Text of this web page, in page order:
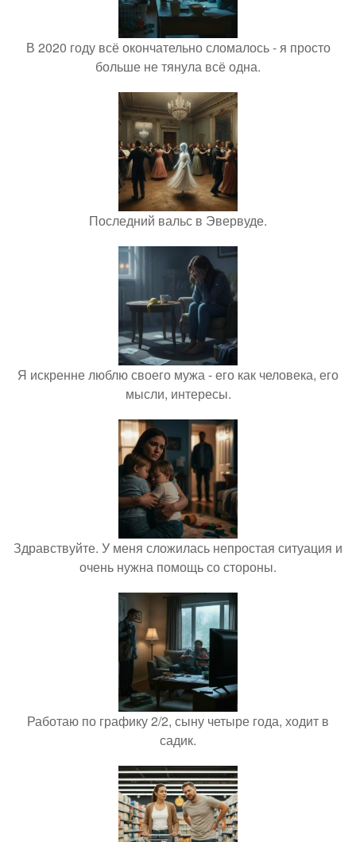
В 2020 году всё окончательно сломалось - я просто
больше не тянула всё одна.
Последний вальс в Эвервуде.
Я искренне люблю своего мужа - его как человека, его
мысли, интересы.
Здравствуйте. У меня сложилась непростая ситуация и
очень нужна помощь со стороны.
Работаю по графику 2/2, сыну четыре года, ходит в
садик.